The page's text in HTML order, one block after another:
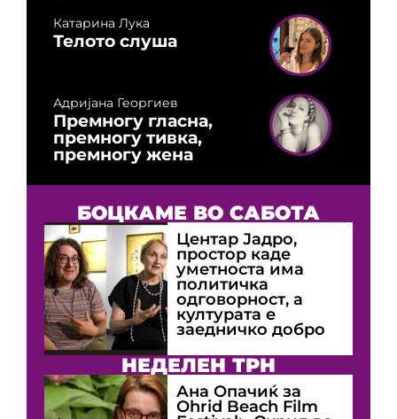
Катарина Лука
Телото слуша
Адријана Георгиев
Премногу гласна,
премногу тивка,
премногу жена
БОЦКАМЕ ВО САБОТА
Центар Јадро,
простор каде
уметноста има
политичка
одговорност, а
културата е
заедничко добро
НЕДЕЛЕН ТРН
Ана Опачиќ за
Оhrid Beach Film